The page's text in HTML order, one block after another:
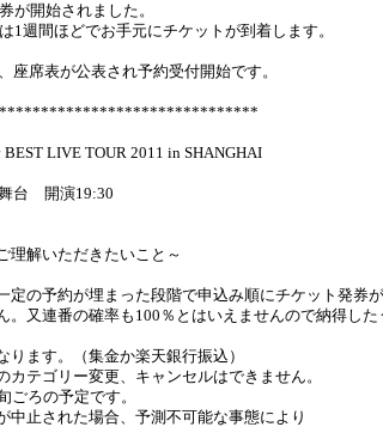
始されました。
どでお手元にチケットが到着します。
席表が公表され予約受付開始です。
LIVE TOUR 2011 in SHANGHAI
台 開演19:30
理解いただきたいこと～
定の予約が埋まった段階で申込み順にチケット発券
。又連番の確率も100％とはいえませんので納得した
ります。（集金か楽天銀行振込）
カテゴリー変更、キャンセルはできません。
ごろの予定です。
中止された場合、予測不可能な事態により